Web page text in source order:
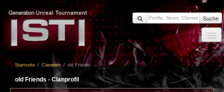
Suche
Startseite
Members
Startseite / Clanwars / old Friends
old Friends - Clanprofil